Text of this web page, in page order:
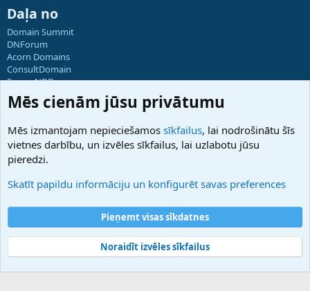
Daļa no
Domain Summit
DNForum
Acorn Domains
ConsultDomain
ForumNDD
Domainforum.ro
27.be
Hostmaria
Atbalsts
Palīdzība
Noteikumi un nosacījumi
Privātuma politika
Community platform by XenForo® © 2010-2025 XenForo Ltd.
Mēs cienām jūsu privātumu
Mēs izmantojam nepieciešamos sīkfailus, lai nodrošinātu šīs
vietnes darbību, un izvēles sīkfailus, lai uzlabotu jūsu
pieredzi.
Skatīt papildu informāciju un konfigurēt savas preferences
Pieņemt visas sīkdatnes
Noraidīt izvēles sīkfailus